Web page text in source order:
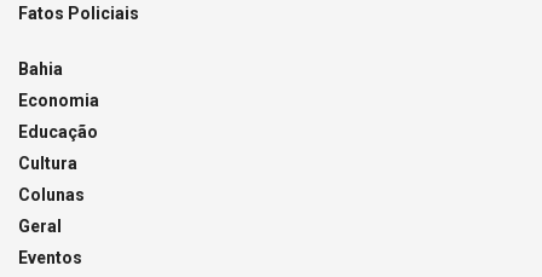
Fatos Policiais
Bahia
Economia
Educação
Cultura
Colunas
Geral
Eventos